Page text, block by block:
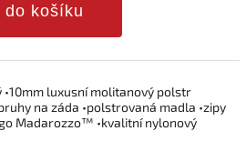
do košíku
luxusní molitanový polstr
na záda •polstrovaná madla •zipy
Madarozzo™ •kvalitní nylonový